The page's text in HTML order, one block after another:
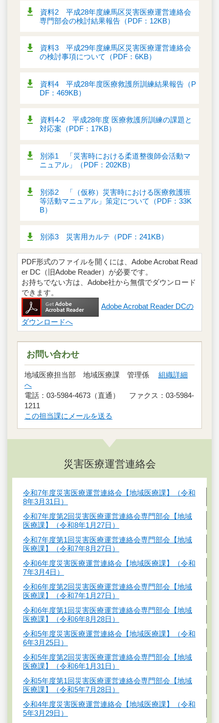
資料2 平成28年度練馬区災害医療運営連絡会
専門部会の検討結果報告（PDF：12KB）
資料3 平成29年度練馬区災害医療運営連絡会
の検討事項について（PDF：6KB）
資料4 平成28年度医療救護所訓練結果報告（P
DF：469KB）
資料4-2 平成28年度 医療救護所訓練の課題と
対応案（PDF：17KB）
別添1 「災害時における柔道整復師会活動マ
ニュアル」（PDF：202KB）
別添2 「（仮称）災害時における医療救護班
等活動マニュアル」策定について（PDF：33K
B）
別添3 災害用カルテ（PDF：241KB）
PDF形式のファイルを開くには、Adobe Acrobat Read
er DC（旧Adobe Reader）が必要です。
お持ちでない方は、Adobe社から無償でダウンロード
できます。
Adobe Acrobat Reader DCの
ダウンロードへ
お問い合わせ
地域医療担当部 地域医療課 管理係 組織詳細
へ
電話：03-5984-4673（直通） ファクス：03-5984-
1211
この担当課にメールを送る
災害医療運営連絡会
令和7年度災害医療運営連絡会【地域医療課】（令和
8年3月31日）
令和7年度第2回災害医療運営連絡会専門部会【地域
医療課】（令和8年1月27日）
令和7年度第1回災害医療運営連絡会専門部会【地域
医療課】（令和7年8月27日）
令和6年度災害医療運営連絡会【地域医療課】（令和
7年3月4日）
令和6年度第2回災害医療運営連絡会専門部会【地域
医療課】（令和7年1月27日）
令和6年度第1回災害医療運営連絡会専門部会【地域
医療課】（令和6年8月28日）
令和5年度災害医療運営連絡会【地域医療課】（令和
6年3月25日）
令和5年度第2回災害医療運営連絡会専門部会【地域
医療課】（令和6年1月31日）
令和5年度第1回災害医療運営連絡会専門部会【地域
医療課】（令和5年7月28日）
令和4年度災害医療運営連絡会【地域医療課】（令和
5年3月29日）